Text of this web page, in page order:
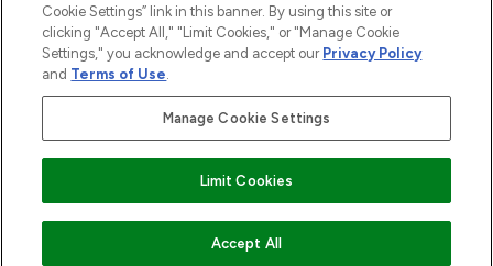
AJOUTER AU PANIER
2026 THG Beauty Europe GmbH Maximilianstrasse 54 80538 Munich
Payer en toute sécurité avec
Cookie Settings” link in this banner. By using this site or
clicking "Accept All," "Limit Cookies," or "Manage Cookie
Settings," you acknowledge and accept our Privacy Policy
and Terms of Use.
Manage Cookie Settings
Limit Cookies
Accept All